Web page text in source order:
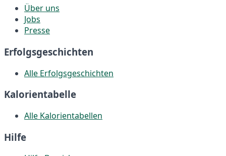
Über uns
Jobs
Presse
Erfolgsgeschichten
Alle Erfolgsgeschichten
Kalorientabelle
Alle Kalorientabellen
Hilfe